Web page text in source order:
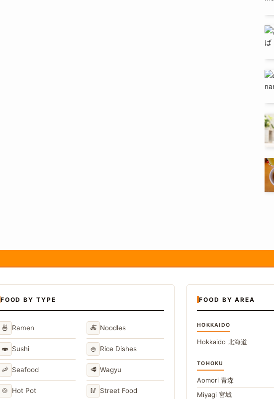
FOOD BY TYPE
🍜 Ramen 🍝 Noodles
🍣 Sushi 🍚 Rice Dishes
🦐 Seafood 🥩 Wagyu
🍲 Hot Pot 🥢 Street Food
FOOD BY AREA
HOKKAIDO
Hokkaido 北海道
TOHOKU
Aomori 青森
Miyagi 宮城